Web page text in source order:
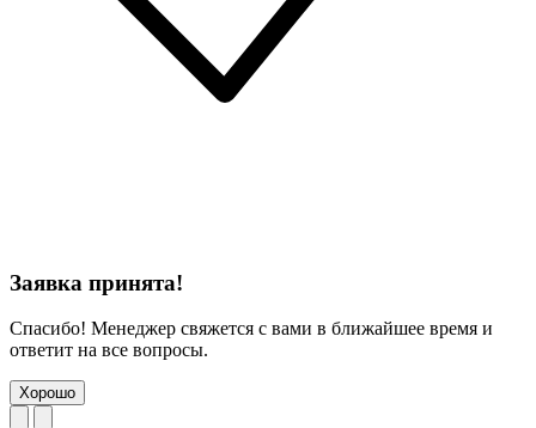
Заявка принята!
Спасибо! Менеджер свяжется с вами в ближайшее время и
ответит на все вопросы.
Хорошо